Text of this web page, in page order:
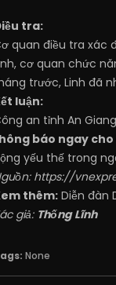
tra:
quan điều tra xác
cơ quan chức
trước, Linh đã
luận:
an tỉnh An
báo ngay
yếu thế trong
https://
thêm: Diễn đàn
giả: Thống Lĩnh
None